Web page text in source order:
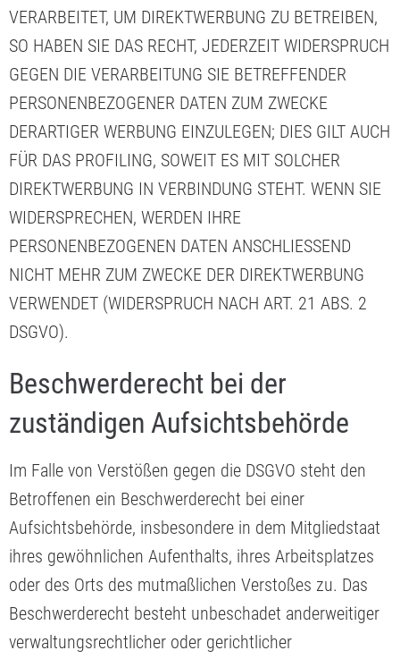
VERARBEITET, UM DIREKTWERBUNG ZU BETREIBEN,
SO HABEN SIE DAS RECHT, JEDERZEIT WIDERSPRUCH
GEGEN DIE VERARBEITUNG SIE BETREFFENDER
PERSONENBEZOGENER DATEN ZUM ZWECKE
DERARTIGER WERBUNG EINZULEGEN; DIES GILT AUCH
FÜR DAS PROFILING, SOWEIT ES MIT SOLCHER
DIREKTWERBUNG IN VERBINDUNG STEHT. WENN SIE
WIDERSPRECHEN, WERDEN IHRE
PERSONENBEZOGENEN DATEN ANSCHLIESSEND
NICHT MEHR ZUM ZWECKE DER DIREKTWERBUNG
VERWENDET (WIDERSPRUCH NACH ART. 21 ABS. 2
DSGVO).
Beschwerde­recht bei der
zuständigen Aufsichts­behörde
Im Falle von Verstößen gegen die DSGVO steht den
Betroffenen ein Beschwerderecht bei einer
Aufsichtsbehörde, insbesondere in dem Mitgliedstaat
ihres gewöhnlichen Aufenthalts, ihres Arbeitsplatzes
oder des Orts des mutmaßlichen Verstoßes zu. Das
Beschwerderecht besteht unbeschadet anderweitiger
verwaltungsrechtlicher oder gerichtlicher